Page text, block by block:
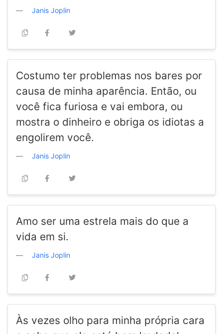
Janis Joplin
Costumo ter problemas nos bares por
causa de minha aparência. Então, ou
você fica furiosa e vai embora, ou
mostra o dinheiro e obriga os idiotas a
engolirem você.
Janis Joplin
Amo ser uma estrela mais do que a
vida em si.
Janis Joplin
Às vezes olho para minha própria cara